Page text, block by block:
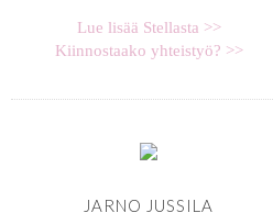
Lue lisää Stellasta >>
Kiinnostaako yhteistyö? >>
JARNO JUSSILA